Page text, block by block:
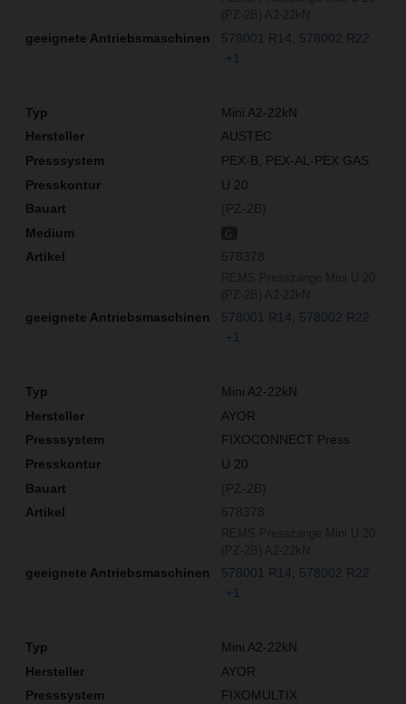
578001 R14
578002 R22
+1
Mini A2-22kN
AUSTEC
PEX-B, PEX-AL-PEX GAS
U 20
(PZ-2B)
578378
578001 R14
578002 R22
+1
Mini A2-22kN
AYOR
FIXOCONNECT Press
U 20
(PZ-2B)
578378
578001 R14
578002 R22
+1
Mini A2-22kN
AYOR
FIXOMULTIX